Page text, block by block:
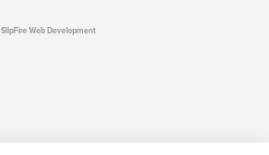
SlipFire Web Development